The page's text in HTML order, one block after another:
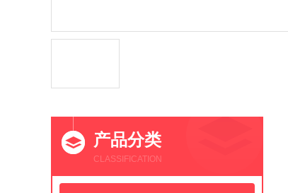
产品分类
CLASSIFICATION